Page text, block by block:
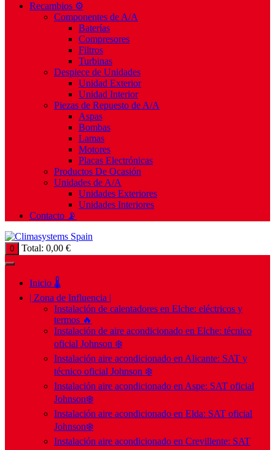
Recambios ⚙️
Componentes de A/A
Baterías
Compresores
Filtros
Turbinas
Despiece de Unidades
Unidad Exterior
Unidad Interior
Piezas de Repuesto de A/A
Aspas
Bombas
Lamas
Motores
Placas Electrónicas
Productos De Ocasión
Unidades de A/A
Unidades Exteriores
Unidades Interiores
Contacto 📡
0 Total: 0,00 €
Inicio 🌡️
| Zona de Influencia |
Instalación de calentadores en Elche: eléctricos y
termos 🔥
Instalación de aire acondicionado en Elche: técnico
oficial Johnson ❄️
Instalación aire acondicionado en Alicante: SAT y
técnico oficial Johnson ❄️
Instalación aire acondicionado en Aspe: SAT oficial
Johnson❄️
Instalación aire acondicionado en Elda: SAT oficial
Johnson❄️
Instalación aire acondicionado en Crevillente: SAT